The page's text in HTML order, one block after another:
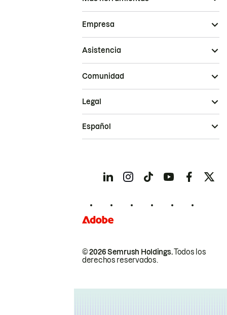
Empresa
Asistencia
Comunidad
© 2026 Semrush Holdings.Todos los
derechos reservados.
Legal
Español